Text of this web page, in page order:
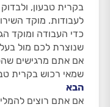
בקרית טבעון,
לעבודות. מוקד
כדי העבודה ומוקד
שנוצרת לכם מול
אם אתם מרגישים
שמאי רכוש בקרית
הבא
אם אתם רוצים